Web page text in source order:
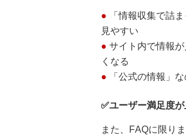
「情報収集で詰
見やすい
サイト内で情報
くなる
「公式の情報」
✅ユーザー満足度
また、FAQに限り